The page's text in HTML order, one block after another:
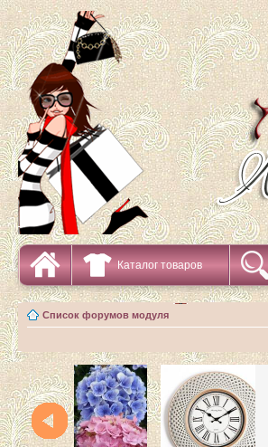
Каталог товаров
Список форумов модуля